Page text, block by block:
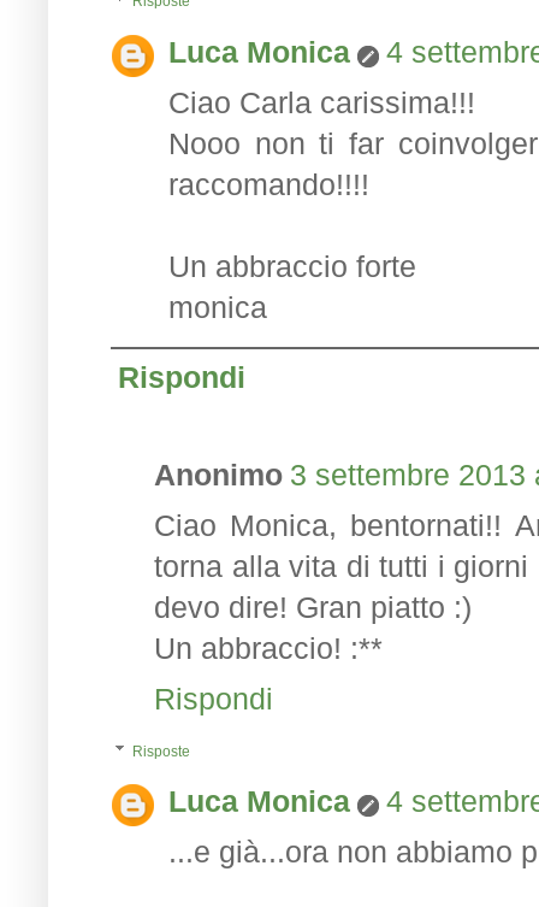
Luca Monica
4
Ciao Carla carissima!!!
Nooo non ti far
raccomando!!!!
Un abbraccio forte
monica
Rispondi
Anonimo 3 settembre 2013
Ciao Monica, bentornati!!
torna alla vita di tutti i
devo dire! Gran piatto :)
Un abbraccio! :**
Rispondi
Risposte
Luca Monica
4
...e già...ora non abbiamo